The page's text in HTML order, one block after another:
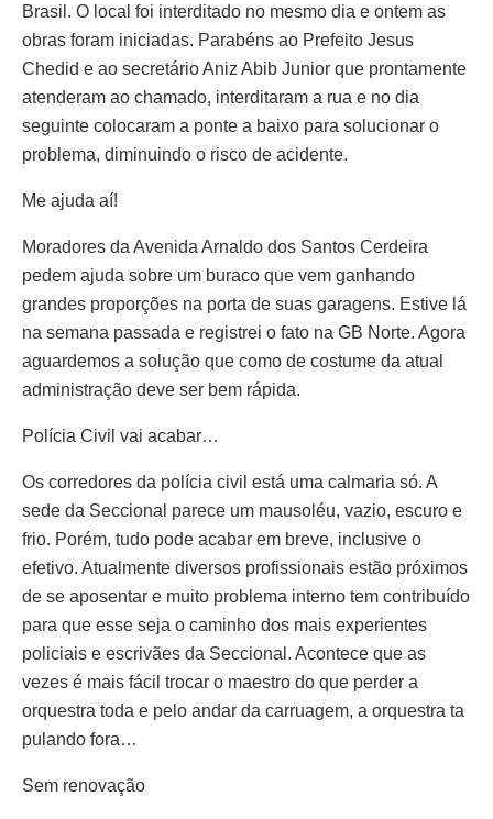
Brasil. O local foi interditado no mesmo dia e ontem as
obras foram iniciadas. Parabéns ao Prefeito Jesus
Chedid e ao secretário Aniz Abib Junior que prontamente
atenderam ao chamado, interditaram a rua e no dia
seguinte colocaram a ponte a baixo para solucionar o
problema, diminuindo o risco de acidente.
Me ajuda aí!
Moradores da Avenida Arnaldo dos Santos Cerdeira
pedem ajuda sobre um buraco que vem ganhando
grandes proporções na porta de suas garagens. Estive lá
na semana passada e registrei o fato na GB Norte. Agora
aguardemos a solução que como de costume da atual
administração deve ser bem rápida.
Polícia Civil vai acabar…
Os corredores da polícia civil está uma calmaria só. A
sede da Seccional parece um mausoléu, vazio, escuro e
frio. Porém, tudo pode acabar em breve, inclusive o
efetivo. Atualmente diversos profissionais estão próximos
de se aposentar e muito problema interno tem contribuído
para que esse seja o caminho dos mais experientes
policiais e escrivães da Seccional. Acontece que as
vezes é mais fácil trocar o maestro do que perder a
orquestra toda e pelo andar da carruagem, a orquestra ta
pulando fora…
Sem renovação